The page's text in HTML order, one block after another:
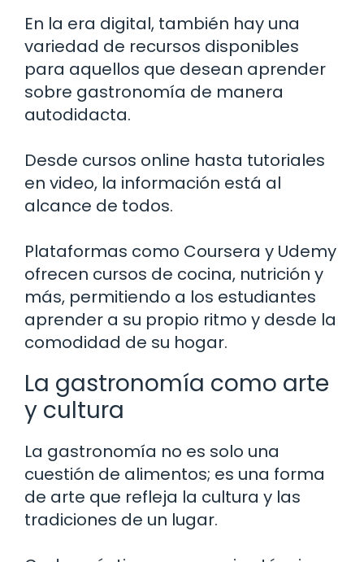
En la era digital, también hay una
variedad de recursos disponibles
para aquellos que desean aprender
sobre gastronomía de manera
autodidacta.
Desde cursos online hasta tutoriales
en video, la información está al
alcance de todos.
Plataformas como Coursera y Udemy
ofrecen cursos de cocina, nutrición y
más, permitiendo a los estudiantes
aprender a su propio ritmo y desde la
comodidad de su hogar.
La gastronomía como arte
y cultura
La gastronomía no es solo una
cuestión de alimentos; es una forma
de arte que refleja la cultura y las
tradiciones de un lugar.